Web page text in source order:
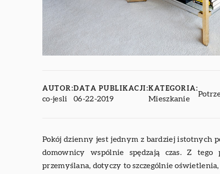
AUTOR:
co-jesli
DATA PUBLIKACJI:
06-22-2019
KATEGORIA:
Mieszkanie
Pokój dzienny jest jednym z bardziej istotnych
domownicy wspólnie spędzają czas. Z
przemyślana, dotyczy to szczególnie